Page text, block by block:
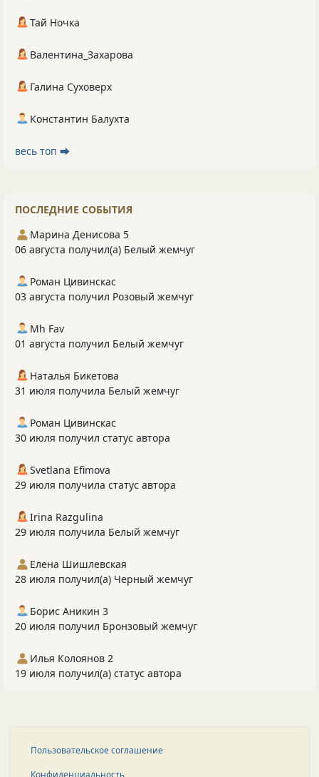
Тай Ночка
Валентина_Захарова
Галина Суховерх
Константин Балухта
весь топ ⮕
ПОСЛЕДНИЕ СОБЫТИЯ
Марина Денисова 5
06 августа получил(а) Белый жемчуг
Роман Цивинскас
03 августа получил Розовый жемчуг
Mh Fav
01 августа получил Белый жемчуг
Наталья Бикетова
31 июля получила Белый жемчуг
Роман Цивинскас
30 июля получил статус автора
Svetlana Efimova
29 июля получила статус автора
Irina Razgulina
29 июля получила Белый жемчуг
Елена Шишлевская
28 июля получил(а) Черный жемчуг
Борис Аникин 3
20 июля получил Бронзовый жемчуг
Илья Колоянов 2
19 июля получил(а) статус автора
Пользовательское соглашение
Конфиденциальность